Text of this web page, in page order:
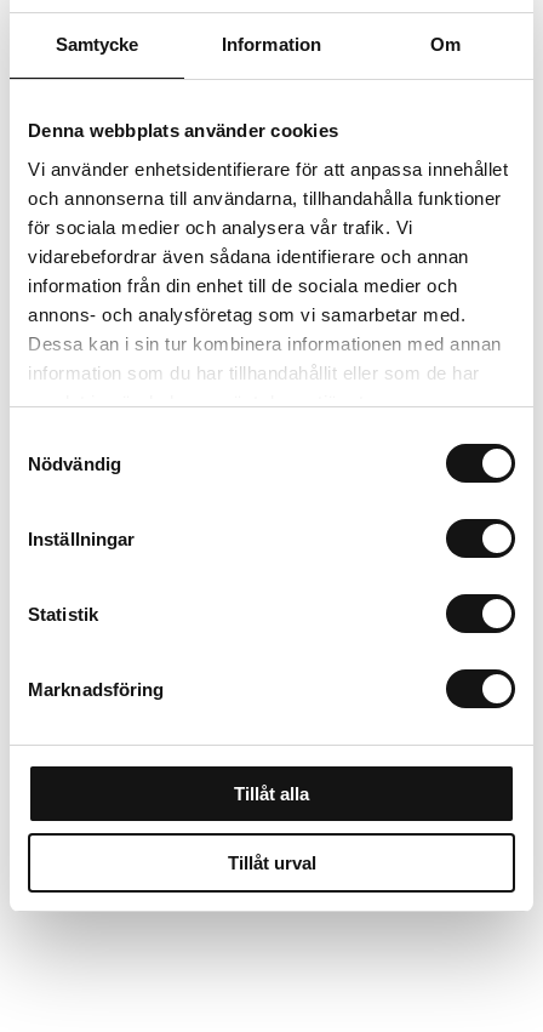
Samtycke Information Om
Denna webbplats använder cookies
Vi använder enhetsidentifierare för att anpassa innehållet
och annonserna till användarna, tillhandahålla funktioner
för sociala medier och analysera vår trafik. Vi
vidarebefordrar även sådana identifierare och annan
information från din enhet till de sociala medier och
annons- och analysföretag som vi samarbetar med.
Dessa kan i sin tur kombinera informationen med annan
information som du har tillhandahållit eller som de har
samlat in när du har använt deras tjänster.
Nödvändig
Inställningar
Statistik
Marknadsföring
Tillåt alla
Tillåt urval
automatiskt justerar bevattningsprogrammet att
starta vid soluppgång och/eller solnedgång, den
bästa tiden för bevattning.
Artikelnr: HZ2214
Finns i lager (9 st)
Inkl. moms: 919 kr
Lägg i varukorgen
Trygg betalning
Ekologiskt utbud
Valbara fraktmetoder
Beskrivning
Recensioner